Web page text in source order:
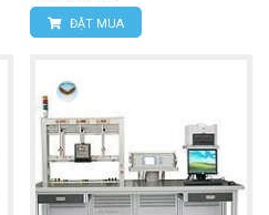
ĐẶT MUA